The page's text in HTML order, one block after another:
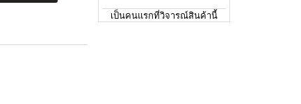
เป็นคนแรกที่วิจารณ์สินค้านี้